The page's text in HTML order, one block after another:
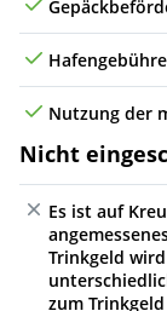
Nutzung der
Nicht
Es ist auf
Trinkgeld
zum